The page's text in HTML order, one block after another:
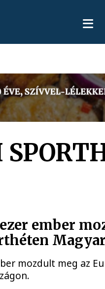
ember
mozdult meg az